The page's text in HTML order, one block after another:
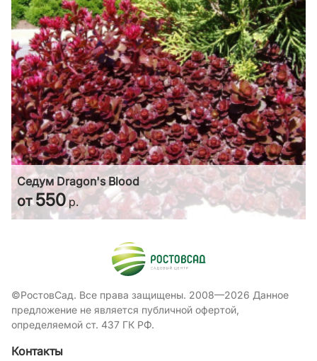
Седум Dragon's Blood
от550 р.
©РостовСад. Все права защищены. 2008—2026 Данное
предложение не является публичной офертой,
определяемой ст. 437 ГК РФ.
Контакты